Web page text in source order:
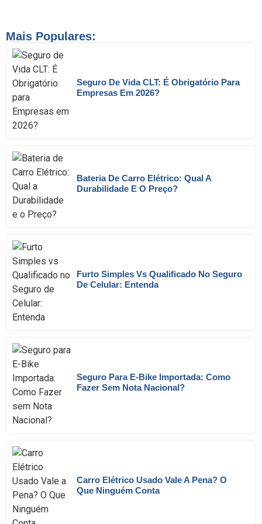
Mais Populares:
Seguro De Vida CLT: É Obrigatório Para
Empresas Em 2026?
Bateria De Carro Elétrico: Qual A
Durabilidade E O Preço?
Furto Simples Vs Qualificado No Seguro
De Celular: Entenda
Seguro Para E-Bike Importada: Como
Fazer Sem Nota Nacional?
Carro Elétrico Usado Vale A Pena? O
Que Ninguém Conta